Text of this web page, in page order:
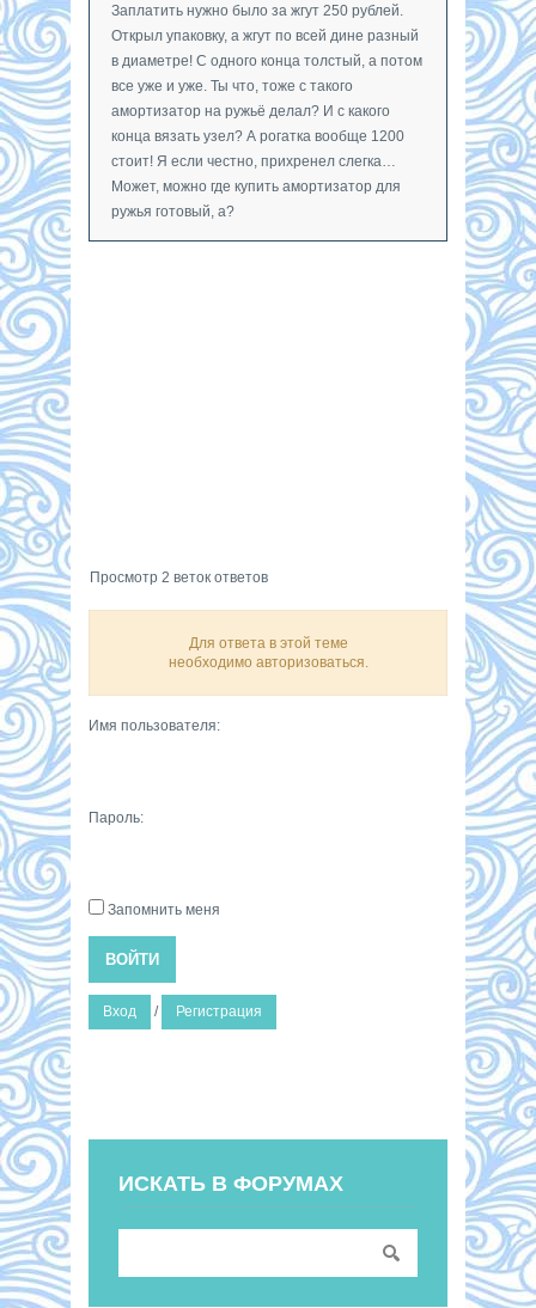
Заплатить нужно было за жгут 250 рублей.
Открыл упаковку, а жгут по всей дине разный
в диаметре! С одного конца толстый, а потом
все уже и уже. Ты что, тоже с такого
амортизатор на ружьё делал? И с какого
конца вязать узел? А рогатка вообще 1200
стоит! Я если честно, прихренел слегка…
Может, можно где купить амортизатор для
ружья готовый, а?
Просмотр 2 веток ответов
Для ответа в этой теме
необходимо авторизоваться.
Имя пользователя:
Пароль:
Запомнить меня
ВОЙТИ
Вход / Регистрация
ИСКАТЬ В ФОРУМАХ